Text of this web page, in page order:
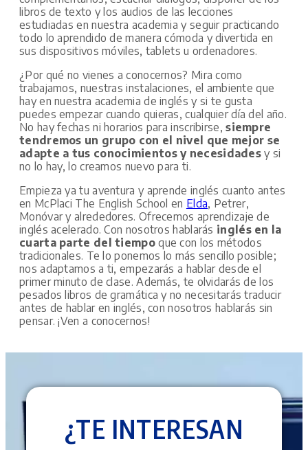
libros de texto y los audios de las lecciones
estudiadas en nuestra academia y seguir practicando
todo lo aprendido de manera cómoda y divertida en
sus dispositivos móviles, tablets u ordenadores.
¿Por qué no vienes a conocernos? Mira como
trabajamos, nuestras instalaciones, el ambiente que
hay en nuestra academia de inglés y si te gusta
puedes empezar cuando quieras, cualquier día del año.
No hay fechas ni horarios para inscribirse,siempre
tendremos un grupo con el nivel que mejor se
adapte a tus conocimientos y necesidades y si
no lo hay, lo creamos nuevo para ti.
Empieza ya tu aventura y aprende inglés cuanto antes
en McPlaci The English School en Elda, Petrer,
Monóvar y alrededores. Ofrecemos aprendizaje de
inglés acelerado. Con nosotros hablarás inglés en la
cuarta parte del tiempoque con los métodos
tradicionales. Te lo ponemos lo más sencillo posible;
nos adaptamos a ti, empezarás a hablar desde el
primer minuto de clase. Además, te olvidarás de los
pesados libros de gramática y no necesitarás traducir
antes de hablar en inglés, con nosotros hablarás sin
pensar. ¡Ven a conocernos!
¿TE INTERESAN